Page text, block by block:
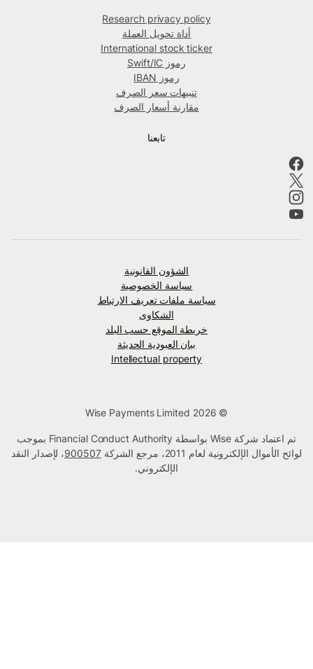
Research privacy policy
أداة تحويل العملة
International stock ticker
رموز Swift/IC
رموز IBAN
تنبيهات سعر الصرف
مقارنة أسعار الصرف
تابعنا
الشؤون القانونية
سياسة الخصوصية
سياسة ملفات تعريف الارتباط
الشكاوى
خريطة الموقع حسب البلد
بيان العبودية الحديثة
Intellectual property
تم اعتماد شركة Wise بواسطة Financial Conduct Authority بموجب
لوائح الأموال الإلكترونية لعام 2011، مرجع الشركة
900507، لإصدار النقد
الإلكتروني.